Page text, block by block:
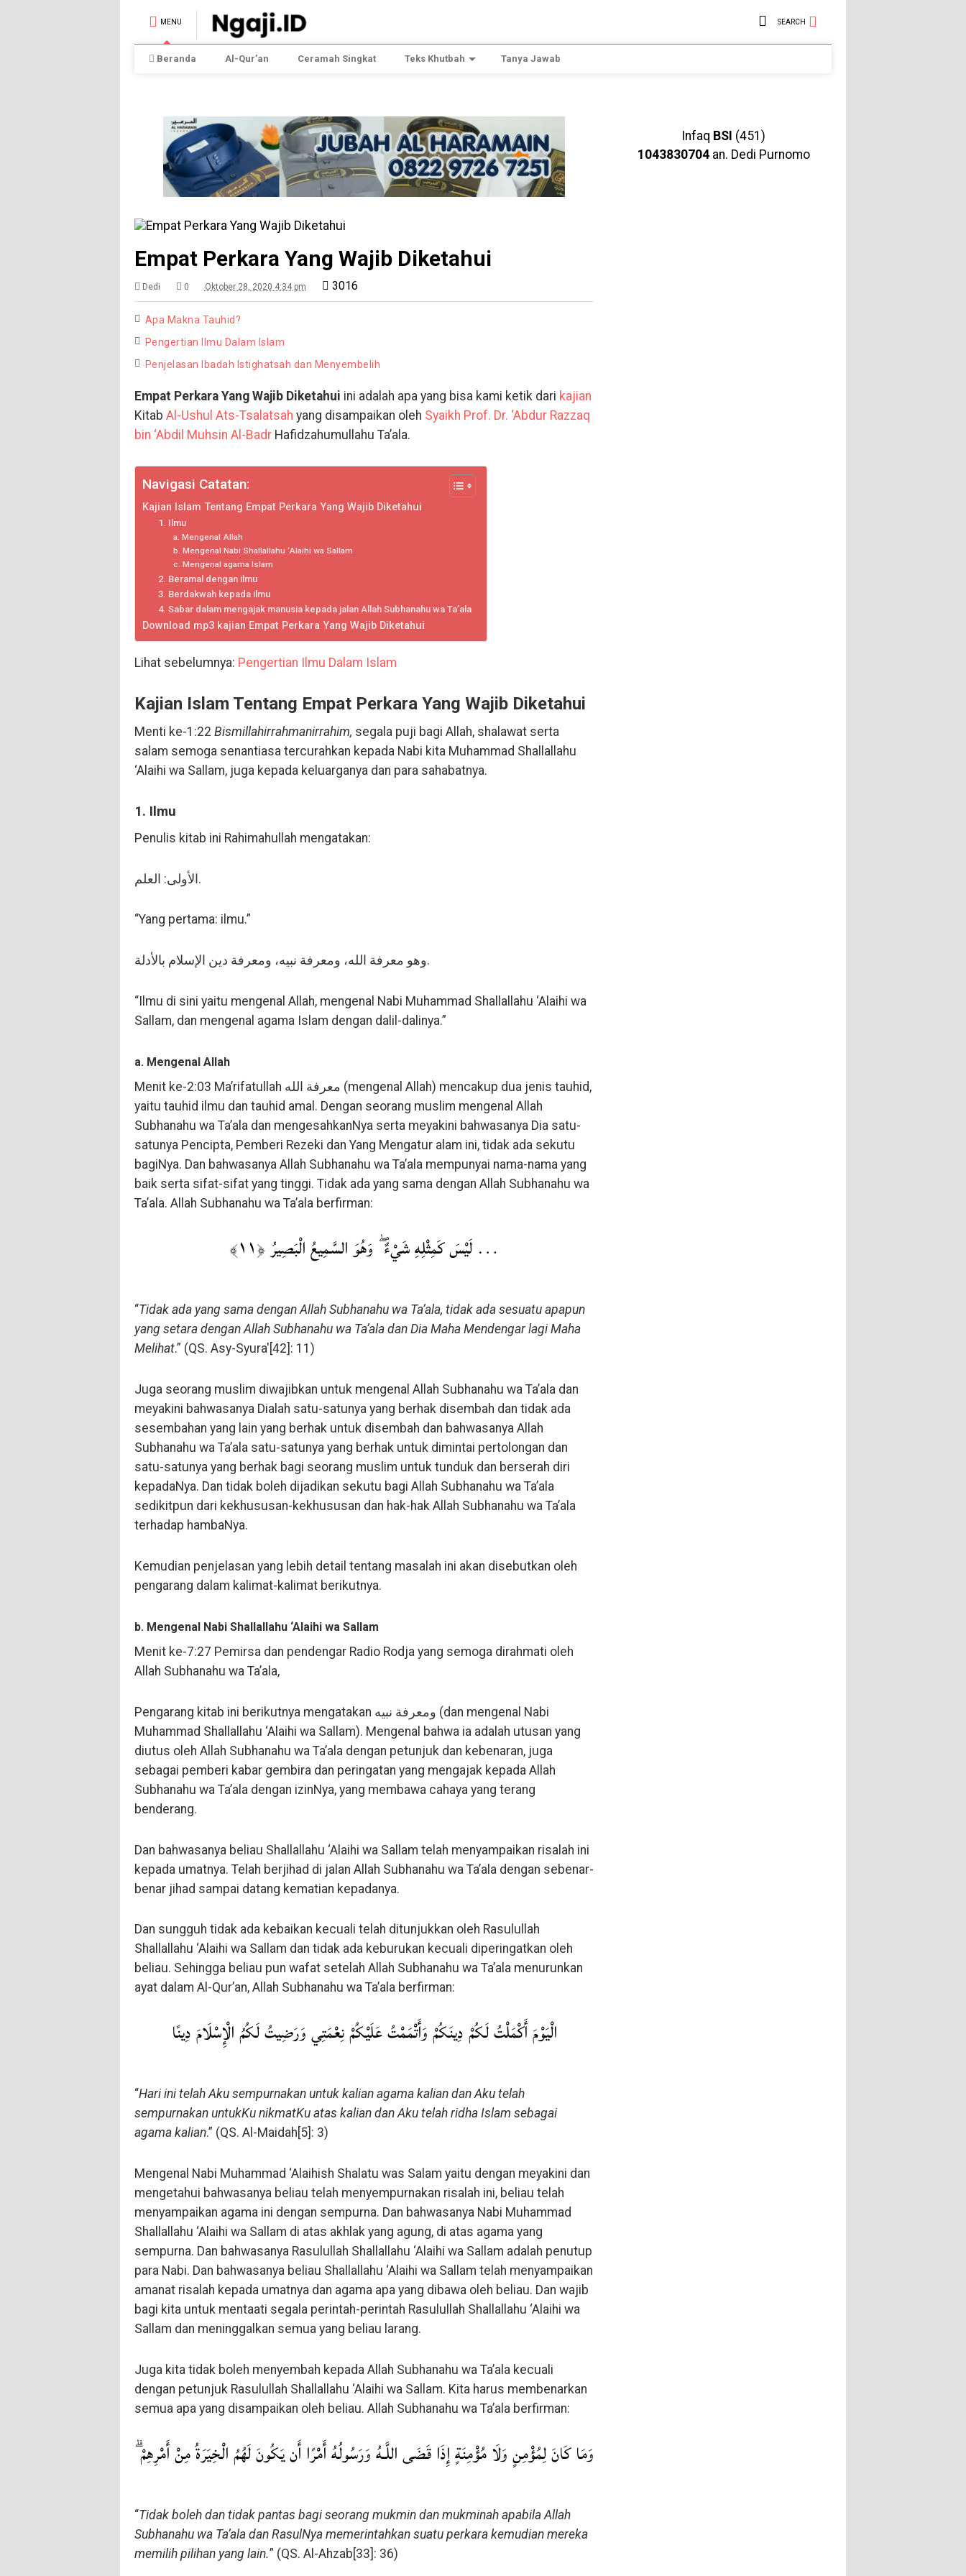
MENU SEARCH
Beranda Al-Qur’an Ceramah Singkat Teks Khutbah Tanya Jawab
Empat Perkara Yang Wajib Diketahui
Dedi 0 Oktober 28, 2020 4:34 pm 3016
Apa Makna Tauhid?
Pengertian Ilmu Dalam Islam
Penjelasan Ibadah Istighatsah dan Menyembelih
Empat Perkara Yang Wajib Diketahui ini adalah apa yang bisa kami ketik dari kajian
Kitab Al-Ushul Ats-Tsalatsah yang disampaikan oleh Syaikh Prof. Dr. ‘Abdur Razzaq
bin ‘Abdil Muhsin Al-BadrHafidzahumullahu Ta’ala.
Navigasi Catatan:
Kajian Islam Tentang Empat Perkara Yang Wajib Diketahui
1. Ilmu
a. Mengenal Allah
b. Mengenal Nabi Shallallahu ‘Alaihi wa Sallam
c. Mengenal agama Islam
2. Beramal dengan ilmu
3. Berdakwah kepada ilmu
4. Sabar dalam mengajak manusia kepada jalan Allah Subhanahu wa Ta’ala
Download mp3 kajian Empat Perkara Yang Wajib Diketahui
Lihat sebelumnya: Pengertian Ilmu Dalam Islam
Kajian Islam Tentang Empat Perkara Yang Wajib Diketahui
Menti ke-1:22 Bismillahirrahmanirrahim, segala puji bagi Allah, shalawat serta
salam semoga senantiasa tercurahkan kepada Nabi kita Muhammad Shallallahu
‘Alaihi wa Sallam, juga kepada keluarganya dan para sahabatnya.
1. Ilmu
Penulis kitab ini Rahimahullah mengatakan:
الأولى: العلم.
“Yang pertama: ilmu.”
وهو معرفة الله، ومعرفة نبيه، ومعرفة دين الإسلام بالأدلة.
“Ilmu di sini yaitu mengenal Allah, mengenal Nabi Muhammad Shallallahu ‘Alaihi wa
Sallam, dan mengenal agama Islam dengan dalil-dalinya.”
a. Mengenal Allah
Menit ke-2:03 Ma’rifatullah معرفة الله (mengenal Allah) mencakup dua jenis tauhid,
yaitu tauhid ilmu dan tauhid amal. Dengan seorang muslim mengenal Allah
Subhanahu wa Ta’ala dan mengesahkanNya serta meyakini bahwasanya Dia satu-
satunya Pencipta, Pemberi Rezeki dan Yang Mengatur alam ini, tidak ada sekutu
bagiNya. Dan bahwasanya Allah Subhanahu wa Ta’ala mempunyai nama-nama yang
baik serta sifat-sifat yang tinggi. Tidak ada yang sama dengan Allah Subhanahu wa
Ta’ala. Allah Subhanahu wa Ta’ala berfirman:
… لَيْسَ كَمِثْلِهِ شَيْءٌ ۖ وَهُوَ السَّمِيعُ الْبَصِيرُ ﴿١١﴾
“Tidak ada yang sama dengan Allah Subhanahu wa Ta’ala, tidak ada sesuatu apapun
yang setara dengan Allah Subhanahu wa Ta’ala dan Dia Maha Mendengar lagi Maha
Melihat.” (QS. Asy-Syura'[42]: 11)
Juga seorang muslim diwajibkan untuk mengenal Allah Subhanahu wa Ta’ala dan
meyakini bahwasanya Dialah satu-satunya yang berhak disembah dan tidak ada
sesembahan yang lain yang berhak untuk disembah dan bahwasanya Allah
Subhanahu wa Ta’ala satu-satunya yang berhak untuk dimintai pertolongan dan
satu-satunya yang berhak bagi seorang muslim untuk tunduk dan berserah diri
kepadaNya. Dan tidak boleh dijadikan sekutu bagi Allah Subhanahu wa Ta’ala
sedikitpun dari kekhususan-kekhususan dan hak-hak Allah Subhanahu wa Ta’ala
terhadap hambaNya.
Kemudian penjelasan yang lebih detail tentang masalah ini akan disebutkan oleh
pengarang dalam kalimat-kalimat berikutnya.
b. Mengenal Nabi Shallallahu ‘Alaihi wa Sallam
Menit ke-7:27 Pemirsa dan pendengar Radio Rodja yang semoga dirahmati oleh
Allah Subhanahu wa Ta’ala,
Pengarang kitab ini berikutnya mengatakan ومعرفة نبيه (dan mengenal Nabi
Muhammad Shallallahu ‘Alaihi wa Sallam). Mengenal bahwa ia adalah utusan yang
diutus oleh Allah Subhanahu wa Ta’ala dengan petunjuk dan kebenaran, juga
sebagai pemberi kabar gembira dan peringatan yang mengajak kepada Allah
Subhanahu wa Ta’ala dengan izinNya, yang membawa cahaya yang terang
benderang.
Dan bahwasanya beliau Shallallahu ‘Alaihi wa Sallam telah menyampaikan risalah ini
kepada umatnya. Telah berjihad di jalan Allah Subhanahu wa Ta’ala dengan sebenar-
benar jihad sampai datang kematian kepadanya.
Dan sungguh tidak ada kebaikan kecuali telah ditunjukkan oleh Rasulullah
Shallallahu ‘Alaihi wa Sallam dan tidak ada keburukan kecuali diperingatkan oleh
beliau. Sehingga beliau pun wafat setelah Allah Subhanahu wa Ta’ala menurunkan
ayat dalam Al-Qur’an, Allah Subhanahu wa Ta’ala berfirman:
الْيَوْمَ أَكْمَلْتُ لَكُمْ دِينَكُمْ وَأَتْمَمْتُ عَلَيْكُمْ نِعْمَتِي وَرَضِيتُ لَكُمُ الْإِسْلَامَ دِينًا
“Hari ini telah Aku sempurnakan untuk kalian agama kalian dan Aku telah
sempurnakan untukKu nikmatKu atas kalian dan Aku telah ridha Islam sebagai
agama kalian.” (QS. Al-Maidah[5]: 3)
Mengenal Nabi Muhammad ‘Alaihish Shalatu was Salam yaitu dengan meyakini dan
mengetahui bahwasanya beliau telah menyempurnakan risalah ini, beliau telah
menyampaikan agama ini dengan sempurna. Dan bahwasanya Nabi Muhammad
Shallallahu ‘Alaihi wa Sallam di atas akhlak yang agung, di atas agama yang
sempurna. Dan bahwasanya Rasulullah Shallallahu ‘Alaihi wa Sallam adalah penutup
para Nabi. Dan bahwasanya beliau Shallallahu ‘Alaihi wa Sallam telah menyampaikan
amanat risalah kepada umatnya dan agama apa yang dibawa oleh beliau. Dan wajib
bagi kita untuk mentaati segala perintah-perintah Rasulullah Shallallahu ‘Alaihi wa
Sallam dan meninggalkan semua yang beliau larang.
Juga kita tidak boleh menyembah kepada Allah Subhanahu wa Ta’ala kecuali
dengan petunjuk Rasulullah Shallallahu ‘Alaihi wa Sallam. Kita harus membenarkan
semua apa yang disampaikan oleh beliau. Allah Subhanahu wa Ta’ala berfirman:
وَمَا كَانَ لِمُؤْمِنٍ وَلَا مُؤْمِنَةٍ إِذَا قَضَى اللَّـهُ وَرَسُولُهُ أَمْرًا أَن يَكُونَ لَهُمُ الْخِيَرَةُ مِنْ أَمْرِهِمْ ۗ
“Tidak boleh dan tidak pantas bagi seorang mukmin dan mukminah apabila Allah
Subhanahu wa Ta’ala dan RasulNya memerintahkan suatu perkara kemudian mereka
memilih pilihan yang lain.” (QS. Al-Ahzab[33]: 36)
Infaq BSI (451)
1043830704an. Dedi Purnomo